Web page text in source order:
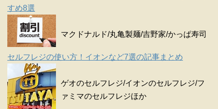
すめ8選
マクドナルド/丸亀製麺/吉野家/かっぱ寿司
セルフレジの使い方！イオンなど7選の記事まとめ
ゲオのセルフレジ/イオンのセルフレジ/フ
ァミマのセルフレジほか